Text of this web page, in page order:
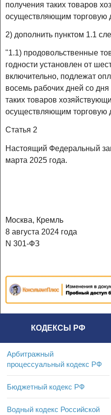
получения таких товаров
осуществляющим торговую
2) дополнить пунктом 1.1
"1.1) продовольственные
годности установлен от
включительно, подлежат
восемь рабочих дней со
таких товаров
осуществляющим торговую
Статья 2
Настоящий Федеральный
марта 2025 года.
Москва, Кремль
8 августа 2024 года
N 301-ФЗ
КОДЕКСЫ РФ
Арбитражный
процессуальный кодекс РФ
Бюджетный кодекс РФ
Водный кодекс Российской